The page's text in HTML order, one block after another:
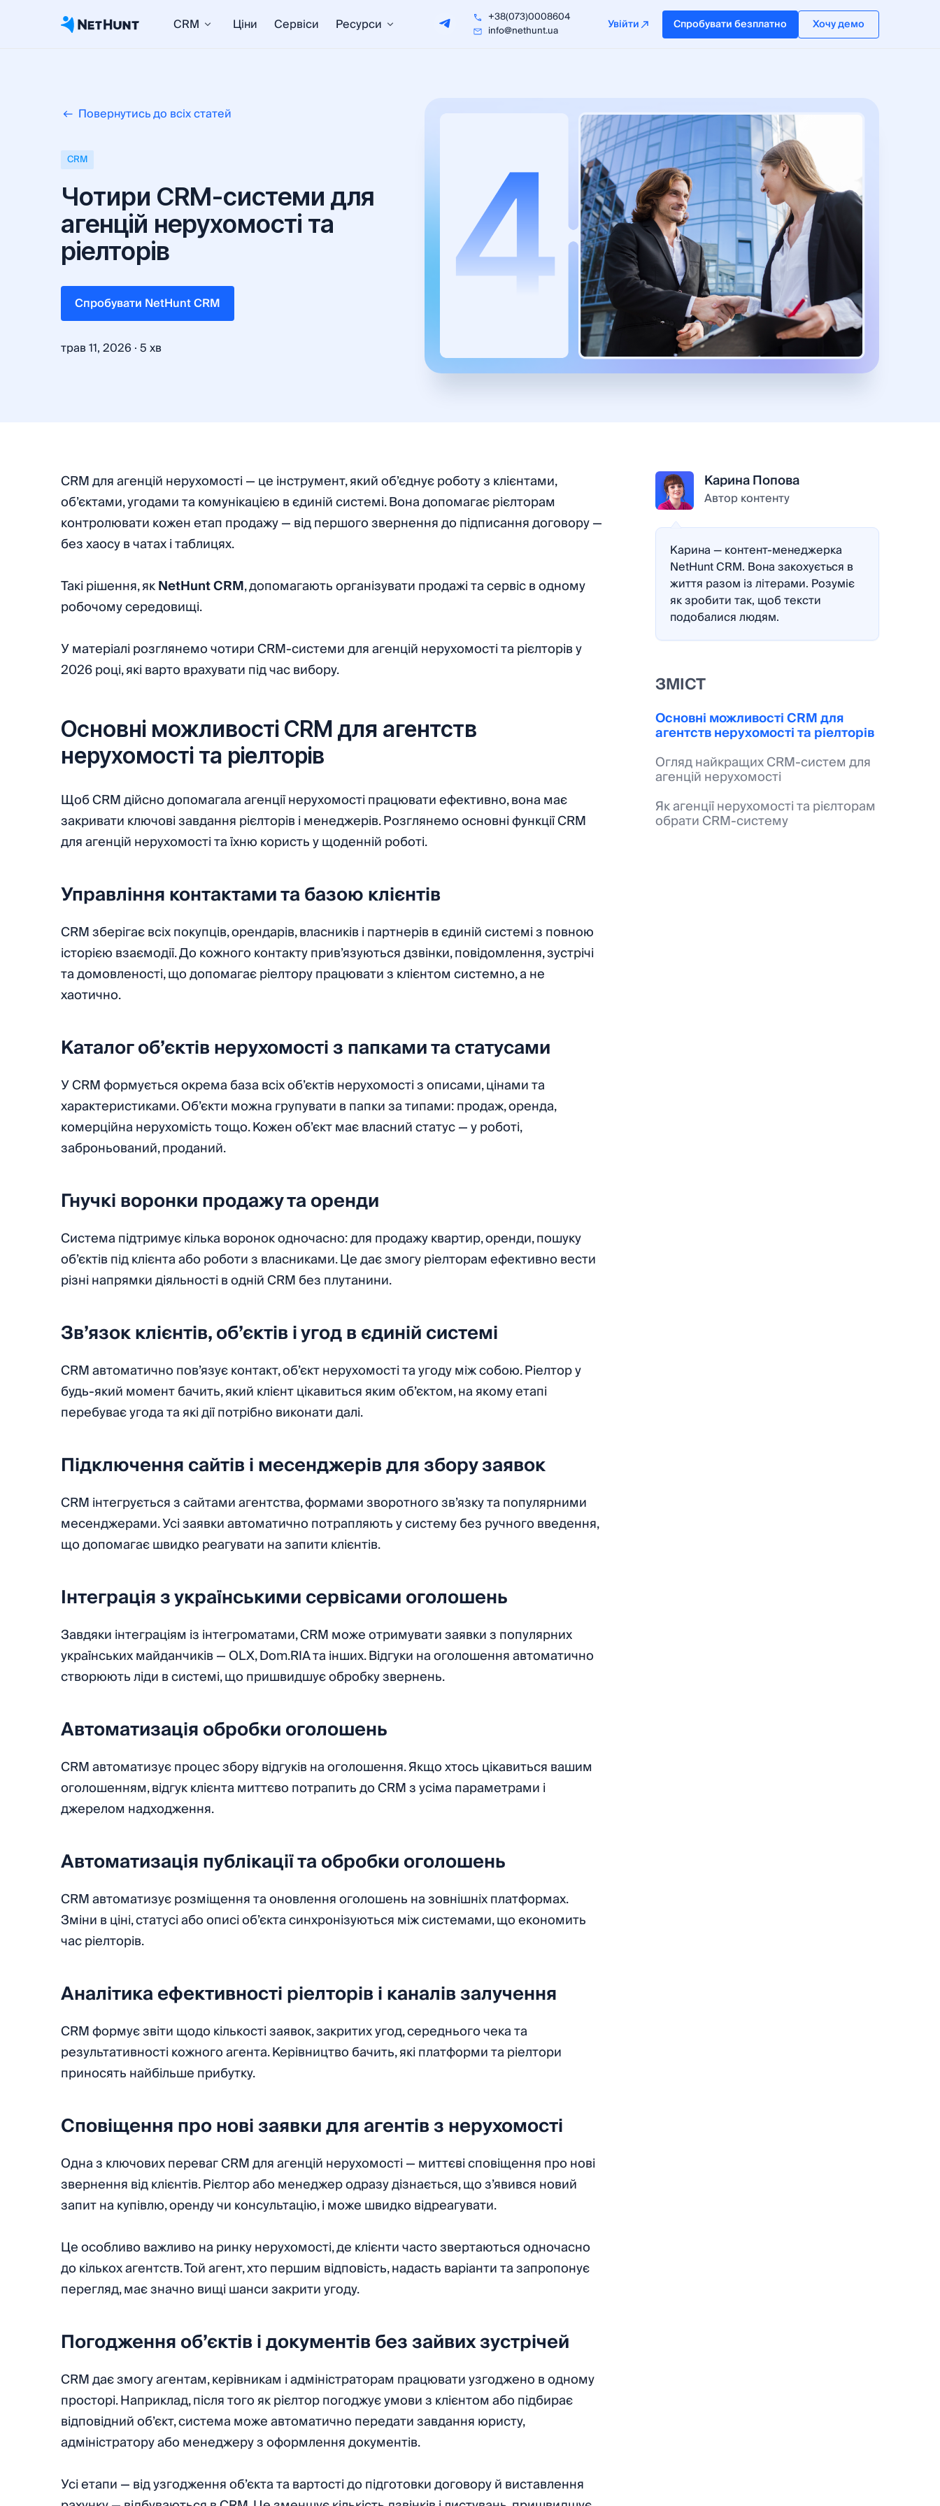
CRM Ціни Сервіси Ресурси
+38(073)0008604
info@nethunt.ua
Увійти Спробувати безплатно Хочу демо
Повернутись до всіх статей
CRM
Чотири CRM-системи для
агенцій нерухомості та
ріелторів
Cпробувати NetHunt CRM
трав 11, 2026 ·5 хв
CRM для агенцій нерухомості — це інструмент, який об’єднує роботу з клієнтами,
об’єктами, угодами та комунікацією в єдиній системі. Вона допомагає рієлторам
контролювати кожен етап продажу — від першого звернення до підписання договору —
без хаосу в чатах і таблицях.
Такі рішення, якNetHunt CRM, допомагають організувати продажі та сервіс в одному
робочому середовищі.
У матеріалі розглянемо чотири CRM-системи для агенцій нерухомості та рієлторів у
2026 році, які варто врахувати під час вибору.
Основні можливості CRM для агентств
нерухомості та ріелторів
Щоб CRM дійсно допомагала агенції нерухомості працювати ефективно, вона має
закривати ключові завдання рієлторів і менеджерів. Розглянемо основні функції CRM
для агенцій нерухомості та їхню користь у щоденній роботі.
Управління контактами та базою клієнтів
CRM зберігає всіх покупців, орендарів, власників і партнерів в єдиній системі з повною
історією взаємодії. До кожного контакту прив’язуються дзвінки, повідомлення, зустрічі
та домовленості, що допомагає ріелтору працювати з клієнтом системно, а не
хаотично.
Каталог об’єктів нерухомості з папками та статусами
У CRM формується окрема база всіх об’єктів нерухомості з описами, цінами та
характеристиками. Об’єкти можна групувати в папки за типами: продаж, оренда,
комерційна нерухомість тощо. Кожен об’єкт має власний статус — у роботі,
заброньований, проданий.
Гнучкі воронки продажу та оренди
Система підтримує кілька воронок одночасно: для продажу квартир, оренди, пошуку
об’єктів під клієнта або роботи з власниками. Це дає змогу ріелторам ефективно вести
різні напрямки діяльності в одній CRM без плутанини.
Зв’язок клієнтів, об’єктів і угод в єдиній системі
CRM автоматично пов’язує контакт, об’єкт нерухомості та угоду між собою. Ріелтор у
будь-який момент бачить, який клієнт цікавиться яким об’єктом, на якому етапі
перебуває угода та які дії потрібно виконати далі.
Підключення сайтів і месенджерів для збору заявок
CRM інтегрується з сайтами агентства, формами зворотного зв’язку та популярними
месенджерами. Усі заявки автоматично потрапляють у систему без ручного введення,
що допомагає швидко реагувати на запити клієнтів.
Інтеграція з українськими сервісами оголошень
Завдяки інтеграціям із інтегроматами, CRM може отримувати заявки з популярних
українських майданчиків — OLX, Dom.RIA та інших. Відгуки на оголошення автоматично
створюють ліди в системі, що пришвидшує обробку звернень.
Автоматизація обробки оголошень
CRM автоматизує процес збору відгуків на оголошення. Якщо хтось цікавиться вашим
оголошенням, відгук клієнта миттєво потрапить до CRM з усіма параметрами і
джерелом надходження.
Автоматизація публікації та обробки оголошень
CRM автоматизує розміщення та оновлення оголошень на зовнішніх платформах.
Зміни в ціні, статусі або описі об’єкта синхронізуються між системами, що економить
час ріелторів.
Аналітика ефективності ріелторів і каналів залучення
CRM формує звіти щодо кількості заявок, закритих угод, середнього чека та
результативності кожного агента. Керівництво бачить, які платформи та ріелтори
приносять найбільше прибутку.
Сповіщення про нові заявки для агентів з нерухомості
Одна з ключових переваг CRM для агенцій нерухомості — миттєві сповіщення про нові
звернення від клієнтів. Рієлтор або менеджер одразу дізнається, що з’явився новий
запит на купівлю, оренду чи консультацію, і може швидко відреагувати.
Це особливо важливо на ринку нерухомості, де клієнти часто звертаються одночасно
до кількох агентств. Той агент, хто першим відповість, надасть варіанти та запропонує
перегляд, має значно вищі шанси закрити угоду.
Погодження об’єктів і документів без зайвих зустрічей
CRM дає змогу агентам, керівникам і адміністраторам працювати узгоджено в одному
просторі. Наприклад, після того як рієлтор погоджує умови з клієнтом або підбирає
відповідний об’єкт, система може автоматично передати завдання юристу,
адміністратору або менеджеру з оформлення документів.
Усі етапи — від узгодження об’єкта та вартості до підготовки договору й виставлення
Карина Попова
Автор контенту
Карина — контент-менеджерка
NetHunt CRM. Вона закохується в
життя разом із літерами. Розуміє
як зробити так, щоб тексти
подобалися людям.
ЗМІСТ
Основні можливості CRM для
агентств нерухомості та ріелторів
Огляд найкращих CRM-систем для
агенцій нерухомості
Як агенції нерухомості та рієлторам
обрати CRM-систему